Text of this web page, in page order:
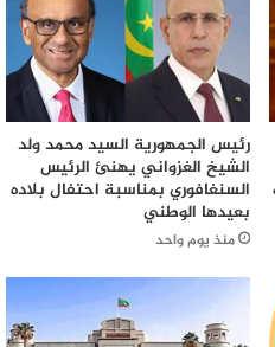
رئيس الجمهورية السيد محمد ولد
الشيخ الغزواني يهنئ الرئيس
السنغافوري بمناسبة احتفال بلاده
بعيدها الوطني
منذ يوم واحد